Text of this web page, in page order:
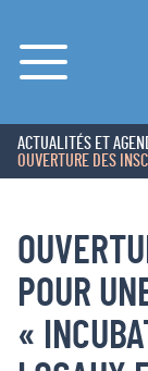
Menu
ACCUEIL
ACTUALITÉS ET
OUVERTURE DES
POUR
«